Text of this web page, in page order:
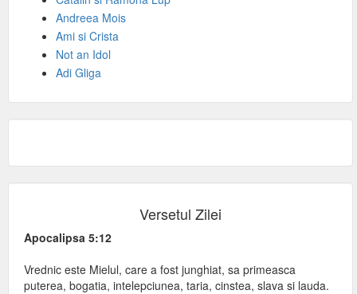
Andreea Mois
Ami si Crista
Not an Idol
Adi Gliga
Versetul Zilei
Apocalipsa 5:12
Vrednic este Mielul, care a fost junghiat, sa primeasca
puterea, bogatia, intelepciunea, taria, cinstea, slava si lauda.